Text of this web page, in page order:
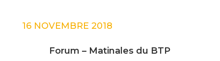
16 NOVEMBRE 2018
Forum – Matinales du BTP